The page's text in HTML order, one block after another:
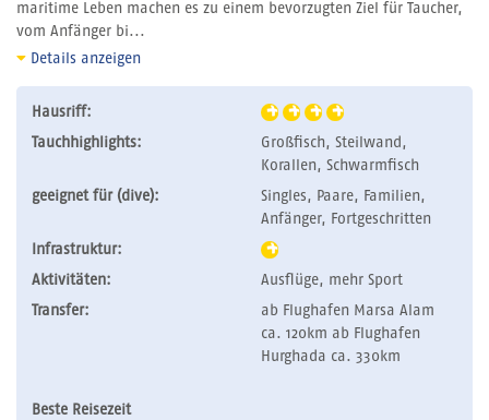
maritime Leben machen es zu einem bevorzugten Ziel für Taucher,
vom Anfänger bi...
Details anzeigen
Hausriff:
Tauchhighlights:
Großfisch, Steilwand,
Korallen, Schwarmfisch
geeignet für (dive):
Singles, Paare, Familien,
Anfänger, Fortgeschritten
Infrastruktur:
Aktivitäten:
Ausflüge, mehr Sport
Transfer:
ab Flughafen Marsa Alam
ca. 120km ab Flughafen
Hurghada ca. 330km
Beste Reisezeit